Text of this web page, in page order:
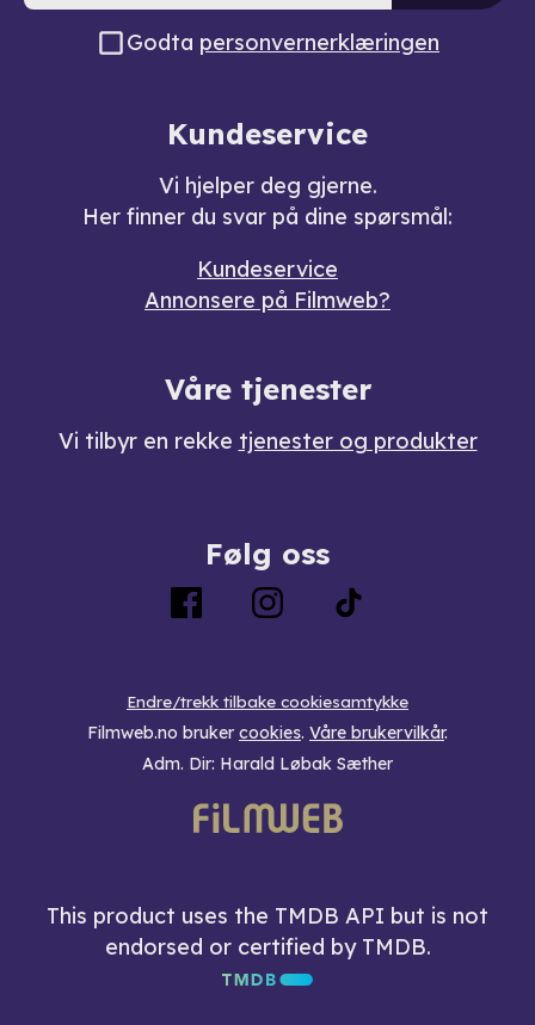
Godta personvernerklæringen
Kundeservice
Vi hjelper deg gjerne.
Her finner du svar på dine spørsmål:
Kundeservice
Annonsere på Filmweb?
Våre tjenester
Vi tilbyr en rekke tjenester og produkter
Følg oss
Endre/trekk tilbake cookiesamtykke
Filmweb.no bruker cookies. Våre brukervilkår.
Adm. Dir: Harald Løbak Sæther
This product uses the TMDB API but is not
endorsed or certified by TMDB.